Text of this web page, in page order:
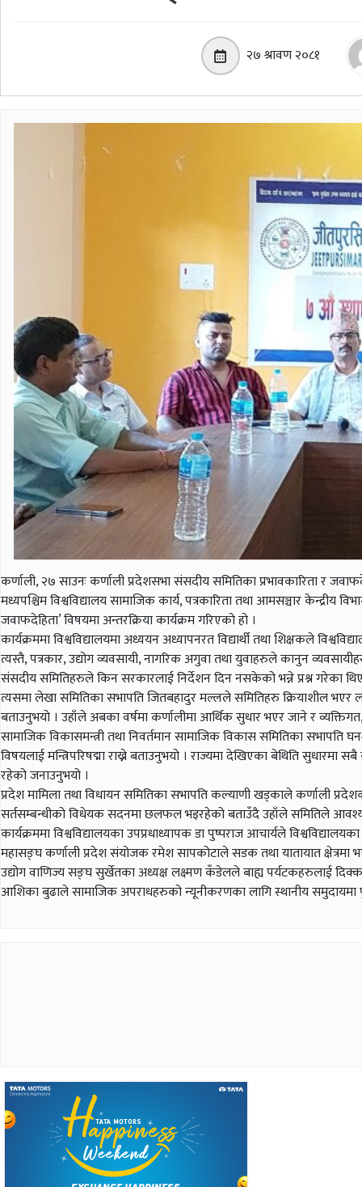
२७ श्रावण २०८१
कर्णाली, २७ साउनः कर्णाली प्रदेशसभा संसदीय समितिका प्रभावकारिता र
मध्यपश्चिम विश्वविद्यालय सामाजिक कार्य, पत्रकारिता तथा आमसञ्चार
जवाफदेहिता’ विषयमा अन्तरक्रिया कार्यक्रम गरिएको हो ।
कार्यक्रममा विश्वविद्यालयमा अध्ययन अध्यापनरत विद्यार्थी तथा शिक्षकले
त्यस्तै, पत्रकार, उद्योग व्यवसायी, नागरिक अगुवा तथा युवाहरुले कानुन
संसदीय समितिहरुले किन सरकारलाई निर्देशन दिन नसकेको भन्ने प्रश्न गरेका
त्यसमा लेखा समितिका सभापति जितबहादुर मल्लले समितिहरु क्रियाशील
बताउनुभयो । उहाँले अबका वर्षमा कर्णालीमा आर्थिक सुधार भएर जाने र
सामाजिक विकासमन्त्री तथा निवर्तमान सामाजिक विकास समितिका सभापति
विषयलाई मन्त्रिपरिषद्मा राख्ने बताउनुभयो । राज्यमा देखिएका बेथिति सुधारमा
रहेको जनाउनुभयो ।
प्रदेश मामिला तथा विधायन समितिका सभापति कल्याणी खड्काले कर्णाली
सर्तसम्बन्धीको विधेयक सदनमा छलफल भइरहेको बताउँदै उहाँले समितिले
कार्यक्रममा विश्वविद्यालयका उपप्रधाध्यापक डा पुष्पराज आचार्यले
महासङ्घ कर्णाली प्रदेश संयोजक रमेश सापकोटाले सडक तथा यातायात क्षेत्रमा
उद्योग वाणिज्य सङ्घ सुर्खेतका अध्यक्ष लक्ष्मण कँडेलले बाह्य पर्यटकहरुलाई
आशिका बुढाले सामाजिक अपराधहरुको न्यूनीकरणका लागि स्थानीय समुदायमा